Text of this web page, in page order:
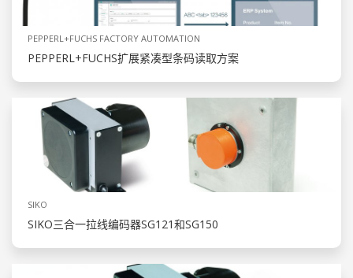
PEPPERL+FUCHS FACTORY AUTOMATION
PEPPERL+FUCHS扩展紧凑型条码读取方案
SIKO
SIKO三合一拉线编码器SG121和SG150